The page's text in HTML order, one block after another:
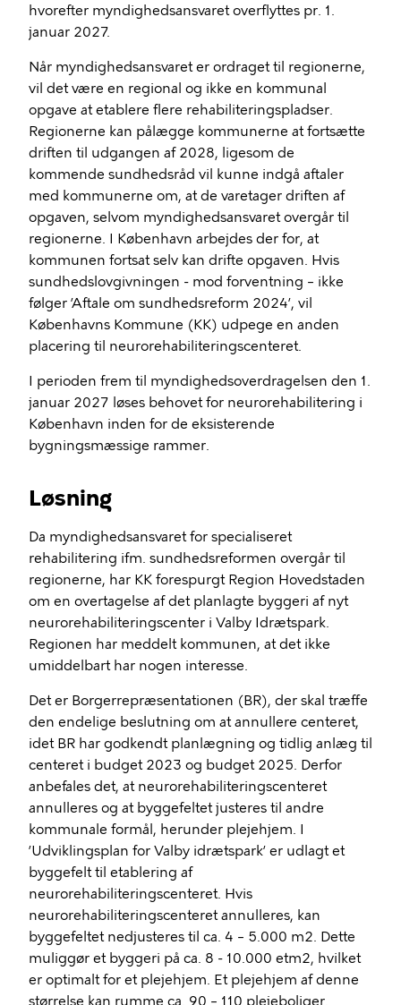
hvorefter myndighedsansvaret overflyttes pr. 1.
januar 2027.
Når myndighedsansvaret er ordraget til regionerne,
vil det være en regional og ikke en kommunal
opgave at etablere flere rehabiliteringspladser.
Regionerne kan pålægge kommunerne at fortsætte
driften til udgangen af 2028, ligesom de
kommende sundhedsråd vil kunne indgå aftaler
med kommunerne om, at de varetager driften af
opgaven, selvom myndighedsansvaret overgår til
regionerne. I København arbejdes der for, at
kommunen fortsat selv kan drifte opgaven. Hvis
sundhedslovgivningen - mod forventning – ikke
følger ’Aftale om sundhedsreform 2024’, vil
Københavns Kommune (KK) udpege en anden
placering til neurorehabiliteringscenteret.
I perioden frem til myndighedsoverdragelsen den 1.
januar 2027 løses behovet for neurorehabilitering i
København inden for de eksisterende
bygningsmæssige rammer.
Løsning
Da myndighedsansvaret for specialiseret
rehabilitering ifm. sundhedsreformen overgår til
regionerne, har KK forespurgt Region Hovedstaden
om en overtagelse af det planlagte byggeri af nyt
neurorehabiliteringscenter i Valby Idrætspark.
Regionen har meddelt kommunen, at det ikke
umiddelbart har nogen interesse.
Det er Borgerrepræsentationen (BR), der skal træffe
den endelige beslutning om at annullere centeret,
idet BR har godkendt planlægning og tidlig anlæg til
centeret i budget 2023 og budget 2025. Derfor
anbefales det, at neurorehabiliteringscenteret
annulleres og at byggefeltet justeres til andre
kommunale formål, herunder plejehjem. I
’Udviklingsplan for Valby idrætspark’ er udlagt et
byggefelt til etablering af
neurorehabiliteringscenteret. Hvis
neurorehabiliteringscenteret annulleres, kan
byggefeltet nedjusteres til ca. 4 – 5.000 m2. Dette
muliggør et byggeri på ca. 8 - 10.000 etm2, hvilket
er optimalt for et plejehjem. Et plejehjem af denne
størrelse kan rumme ca. 90 – 110 plejeboliger.